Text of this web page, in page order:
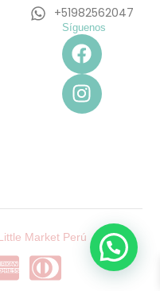
+51982562047
Síguenos
F
a
c
e
b
I
n
s
t
a
m
Market Perú
C C